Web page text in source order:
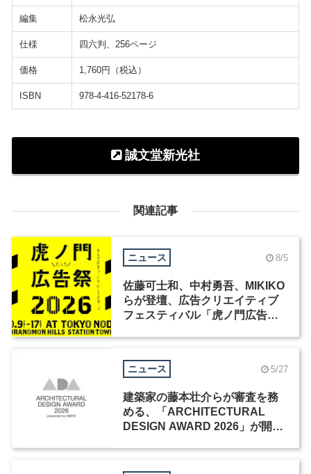
編集 松永光弘
仕様 四六判、256ページ
価格 1,760円（税込）
ISBN 978-4-416-52178-6
誠文堂新光社
関連記事
ニュース 8/5
佐藤可士和、中村勇吾、MIKIKO
らが登壇、広告クリエイティブ
フェスティバル「虎ノ門広告
ニュース 5/27
建築家の藤本壮介らが審査を務
める、「ARCHITECTURAL
DESIGN AWARD 2026」が開催